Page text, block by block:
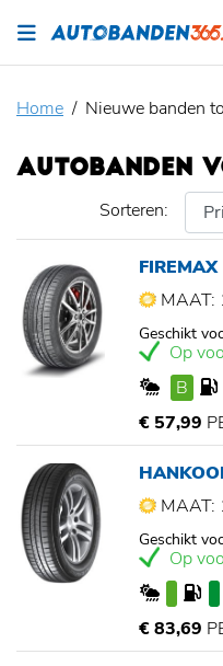
Home Nieuwe banden
AUTOBANDEN
Sorteren:
MAAT:
Geschikt
Op
B
€ 57,99
MAAT:
Geschikt
Op
€ 83,69